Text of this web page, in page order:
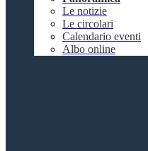
Le notizie
Le circolari
Calendario eventi
Albo online